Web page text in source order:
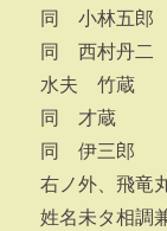
同 小林五郎
同 西村丹二
水夫 竹蔵
同 才蔵
同 伊三郎
右ノ外、飛竜
姓名未タ相調